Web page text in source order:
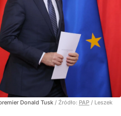
Donald Tusk / Źródło: PAP / Leszek